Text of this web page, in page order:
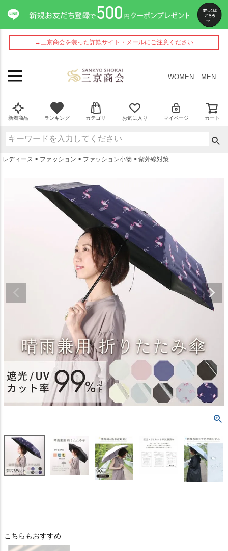
→三京商会を装った詐欺サイト・メールにご注意ください
WOMEN MEN
新着商品 ランキング カテゴリ お気に入り マイページ カート
レディース ファッション ファッション小物 紫外線対策
こちらもおすすめ
ペー
ジト
ップ
へ